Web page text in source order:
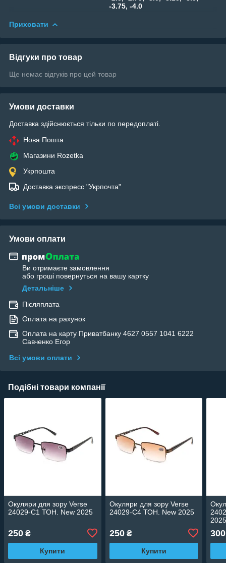
-3.75, -4.0
Приховати
Відгуки про товар
Ще немає відгуків про цей товар
Умови доставки
Доставка здійснюється тільки по передоплаті.
Нова Пошта
Магазини Rozetka
Укрпошта
Доставка экспресс "Укрпочта"
Всі умови доставки
Умови оплати
Ви отримаєте замовлення
або гроші повернуться на вашу картку
Детальніше
Післяплата
Оплата на рахунок
Оплата на карту Приватбанку 4627 0557 1041 6222
Савченко Егор
Всі умови оплати
Подібні товари компанії
Окуляри для зору Verse
24029-C1 ТОН. New 2025
250 ₴
Купити
Окуляри для зору Verse
24029-C4 ТОН. New 2025
250₴
Купити
300